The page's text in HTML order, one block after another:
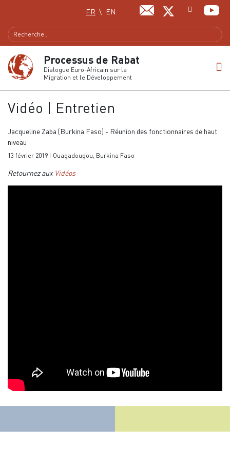
Sélectionnez votre langue
FR EN
Processus de Rabat
Dialogue Euro-Africain sur la
Migration et le Développement
Vidéo | Entretien
Jacqueline Zaba (Burkina Faso) - Réunion des fonctionnaires de haut
niveau
13 février 2019 | Ouagadougou, Burkina Faso
Retournez aux Vidéos